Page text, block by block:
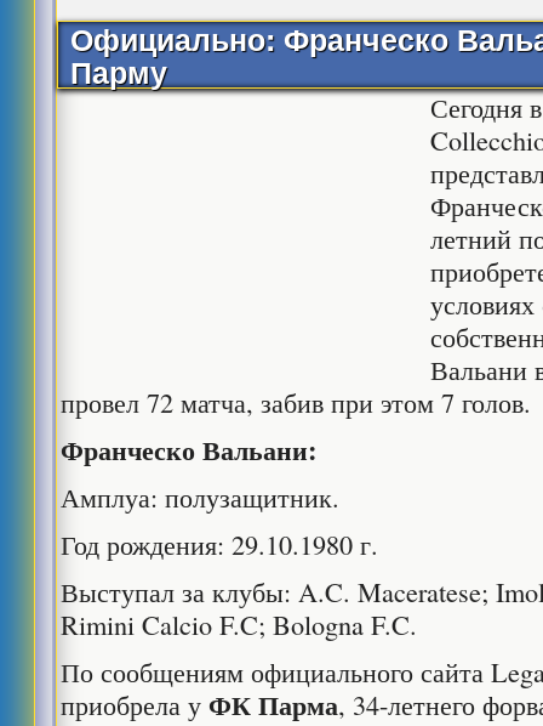
Официально: Франческо
Парму
Сегодня
летний
Вальани
провел 72 матча, забив при этом 7 голов.
Франческо Вальани:
Амплуа: полузащитник.
Год рождения: 29.10.1980 г.
Выступал за клубы: A.C. Maceratese;
Rimini Calcio F.C; Bologna F.C.
По сообщениям официального сайта
приобрела уФК Парма, 34-летнего